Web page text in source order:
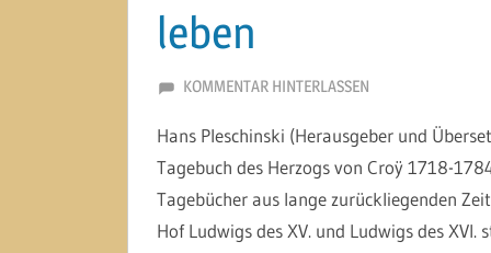
leben
2. OKTOBER 2025
MARTINA BERG
KOMMENTAR HINTERLASSEN
Hans Pleschinski (Herausgeber und
Tagebuch des Herzogs von Croÿ 1718-
Tagebücher aus lange zurückliegenden
Hof Ludwigs des XV. und Ludwigs des XVI.